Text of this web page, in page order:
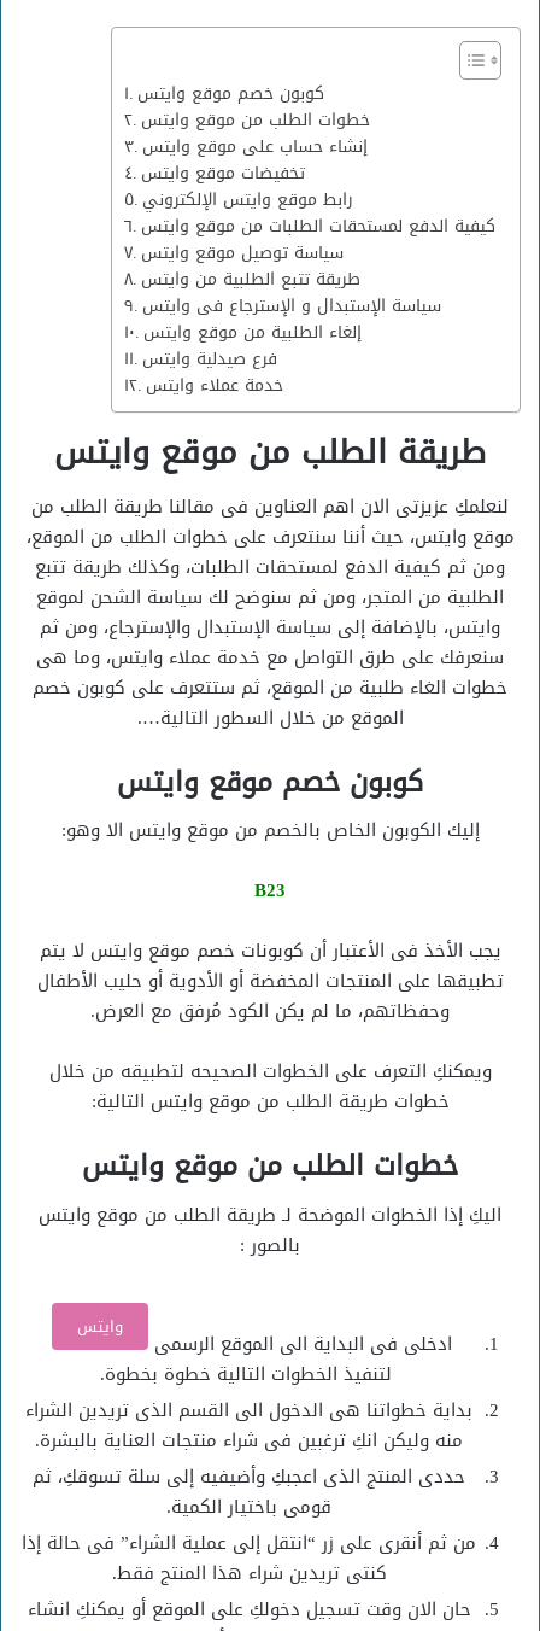
كوبون خصم موقع وايتس
خطوات الطلب من موقع وايتس
إنشاء حساب على موقع وايتس
تخفيضات موقع وايتس
رابط موقع وايتس الإلكتروني
كيفية الدفع لمستحقات الطلبات من موقع وايتس
سياسة توصيل موقع وايتس
طريقة تتبع الطلبية من وايتس
سياسة الإستبدال و الإسترجاع فى وايتس
إلغاء الطلبية من موقع وايتس
فرع صيدلية وايتس
خدمة عملاء وايتس
طريقة الطلب من موقع وايتس
لنعلمكِ عزيزتى الان اهم العناوين فى مقالنا طريقة الطلب من
موقع وايتس، حيث أننا سنتعرف على خطوات الطلب من الموقع،
ومن ثم كيفية الدفع لمستحقات الطلبات، وكذلك طريقة تتبع
الطلبية من المتجر، ومن ثم سنوضح لك سياسة الشحن لموقع
وايتس، بالإضافة إلى سياسة الإستبدال والإسترجاع، ومن ثم
سنعرفك على طرق التواصل مع خدمة عملاء وايتس، وما هى
خطوات الغاء طلبية من الموقع، ثم ستتعرف على كوبون خصم
الموقع من خلال السطور التالية….
كوبون خصم موقع وايتس
إليك الكوبون الخاص بالخصم من موقع وايتس الا وهو:
B23
يجب الأخذ فى الأعتبار أن كوبونات خصم موقع وايتس لا يتم
تطبيقها على المنتجات المخفضة أو الأدوية أو حليب الأطفال
وحفظاتهم، ما لم يكن الكود مُرفق مع العرض.
ويمكنكِ التعرف على الخطوات الصحيحه لتطبيقه من خلال
خطوات طريقة الطلب من موقع وايتس التالية:
خطوات الطلب من موقع وايتس
اليكِ إذا الخطوات الموضحة لـ طريقة الطلب من موقع وايتس
بالصور :
ادخلى فى البداية الى الموقع الرسمى
وايتس
لتنفيذ الخطوات التالية خطوة بخطوة.
بداية خطواتنا هى الدخول الى القسم الذى تريدين الشراء
منه وليكن انكِ ترغبين فى شراء منتجات العناية بالبشرة.
حددى المنتج الذى اعجبكِ وأضيفيه إلى سلة تسوقكِ، ثم
قومى باختيار الكمية.
من ثم أنقرى على زر “انتقل إلى عملية الشراء” فى حالة إذا
كنتى تريدين شراء هذا المنتج فقط.
حان الان وقت تسجيل دخولكِ على الموقع أو يمكنكِ انشاء